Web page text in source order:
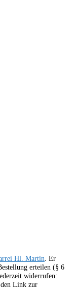
Hl. Martin. Er
erteilen (§ 6
widerrufen:
Link zur